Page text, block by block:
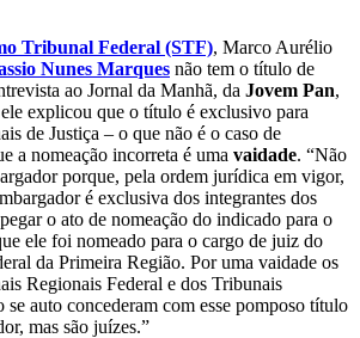
Tribunal Federal (STF), Marco Aurélio
Nunes Marques não tem o título de
ao Jornal da Manhã, da Jovem Pan,
explicou que o título é exclusivo para
de Justiça – o que não é o caso de
a nomeação incorreta é uma vaidade. “Não
porque, pela ordem jurídica em vigor,
é exclusiva dos integrantes dos
o ato de nomeação do indicado para o
ele foi nomeado para o cargo de juiz do
da Primeira Região. Por uma vaidade os
Regionais Federal e dos Tribunais
auto concederam com esse pomposo título
mas são juízes.”